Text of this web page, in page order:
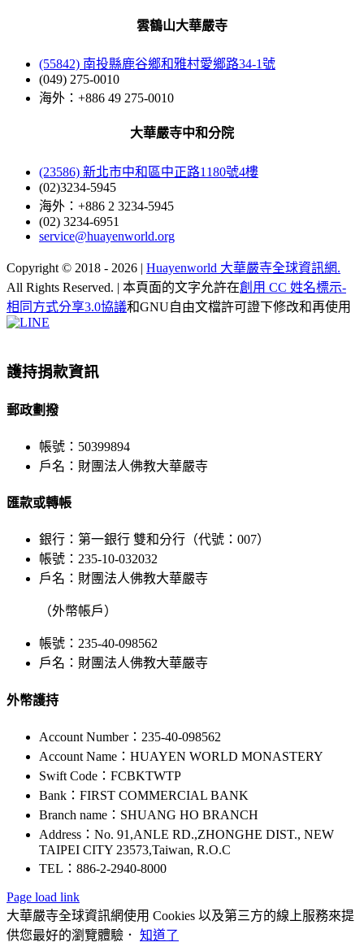
雲鶴山大華嚴寺
(55842) 南投縣鹿谷鄉和雅村愛鄉路34-1號
(049) 275-0010
海外：+886 49 275-0010
大華嚴寺中和分院
(23586) 新北市中和區中正路1180號4樓
(02)3234-5945
海外：+886 2 3234-5945
(02) 3234-6951
service@huayenworld.org
Copyright © 2018 - 2026 | Huayenworld 大華嚴寺全球資訊網.
All Rights Reserved. | 本頁面的文字允許在創用 CC 姓名標示-
相同方式分享3.0協議和GNU自由文檔許可證下修改和再使用
Facebook
X
WeChat
YouTube
LINE
Bar
Area
護持捐款資訊
郵政劃撥
帳號：50399894
戶名：財團法人佛教大華嚴寺
匯款或轉帳
銀行：第一銀行 雙和分行（代號：007）
帳號：235-10-032032
戶名：財團法人佛教大華嚴寺
（外幣帳戶）
帳號：235-40-098562
戶名：財團法人佛教大華嚴寺
外幣護持
Account Number：235-40-098562
Account Name：HUAYEN WORLD MONASTERY
Swift Code：FCBKTWTP
Bank：FIRST COMMERCIAL BANK
Branch name：SHUANG HO BRANCH
Address：No. 91,ANLE RD.,ZHONGHE DIST., NEW
TAIPEI CITY 23573,Taiwan, R.O.C
TEL：886-2-2940-8000
Page load link
大華嚴寺全球資訊網使用 Cookies 以及第三方的線上服務來提
供您最好的瀏覽體驗． 知道了